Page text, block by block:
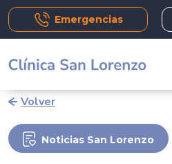
Emergencias
Volver
Noticias San Lorenzo